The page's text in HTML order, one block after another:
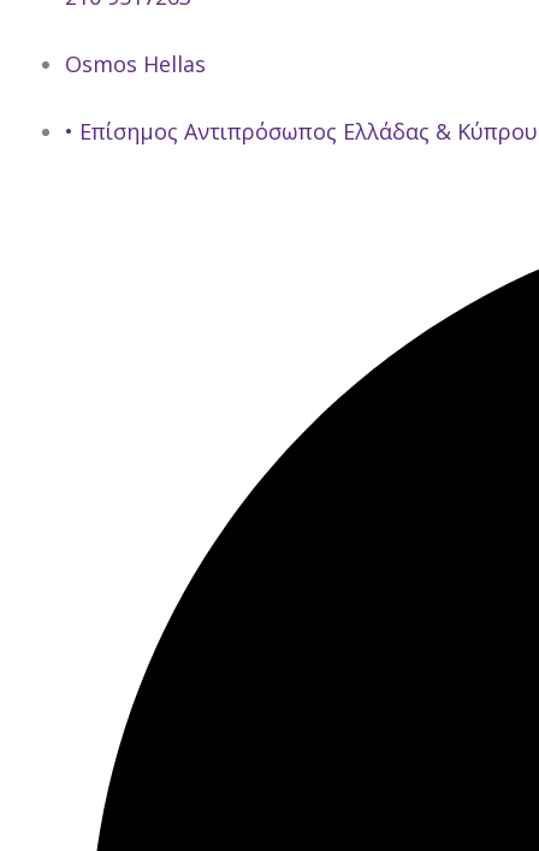
Osmos Hellas
• Επίσημος Αντιπρόσωπος Ελλάδας & Κύπρου